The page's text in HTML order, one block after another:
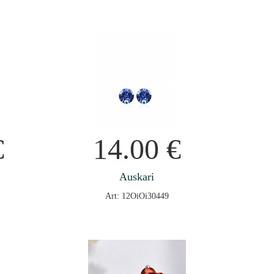
14.00 €
Auskari
Art: 12OiOi30449